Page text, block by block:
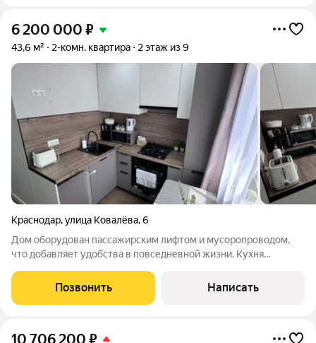
6 200 000 ₽
43,6 м² 2-комн. квартира 2 этаж из 9
Краснодар,улица Ковалёва,6
Дом оборудован пассажирским лифтом и мусоропроводом,
что добавляет удобства в повседневной жизни. Кухня
духовой шкаф, варочная панель, место для посудомойки. В
ванной комнате душевая кабина и новая
Позвонить Написать
10 706 200 ₽